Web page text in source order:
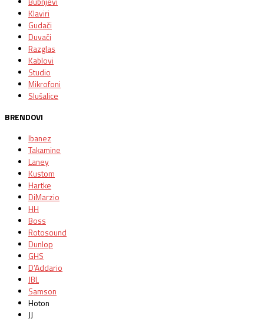
Klaviri
Gudači
Duvači
Razglas
Kablovi
Studio
Mikrofoni
Slušalice
BRENDOVI
Ibanez
Takamine
Laney
Kustom
Hartke
DiMarzio
HH
Boss
Rotosound
Dunlop
GHS
D’Addario
JBL
Samson
Hoton
JJ